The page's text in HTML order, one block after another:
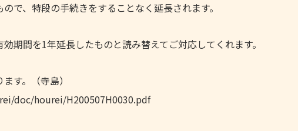
で、特段の手続きをすることなく延長されます。
期間を1年延長したものと読み替えてご対応してくれます。
す。（寺島）
doc/hourei/H200507H0030.pdf